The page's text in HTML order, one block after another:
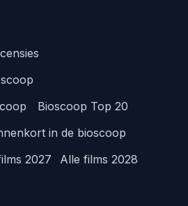
Bioscoop Top 20
in de bioscoop
2027 Alle films 2028